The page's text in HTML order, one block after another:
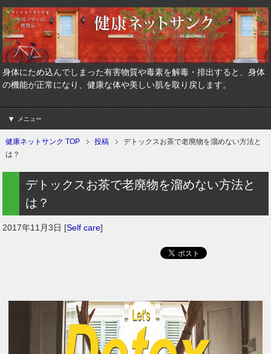
身体にため込んでしまった有害物質や毒素を解毒・排出すると、身体
の機能が正常になり、健康な体や美しい肌を取り戻します。
メニュー
健康ネットサンク TOP 投稿
デトックスお茶で老廃物を溜めない方法と
は？
デトックスお茶で老廃物を溜めない方法と
は？
2017年11月3日 [Self care]